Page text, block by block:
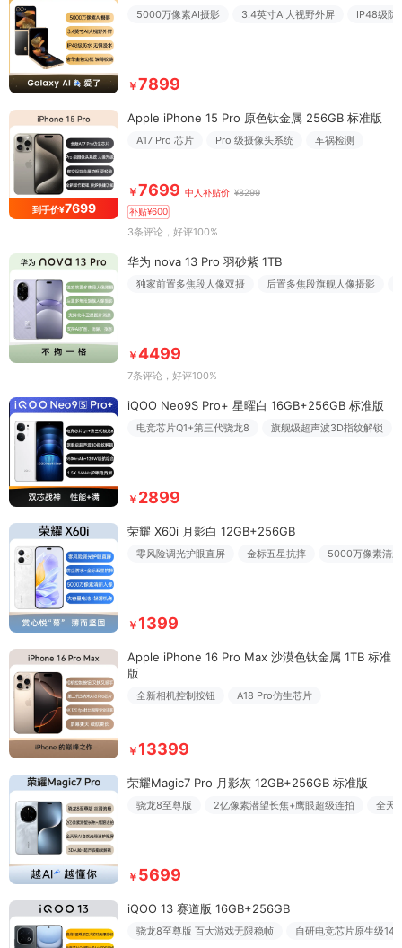
5000万像素AI摄影 3.4英寸AI大视野外屏 IP48级防
￥7899
到手价¥7699
Apple iPhone 15 Pro 原色钛金属 256GB 标准版
A17 Pro 芯片 Pro 级摄像头系统 车祸检测
￥7699 中人补贴价 ¥8299
补贴¥600
3条评论 ，好评100%
华为 nova 13 Pro 羽砂紫 1TB
独家前置多焦段人像双摄 后置多焦段旗舰人像摄影
￥4499
7条评论 ，好评100%
iQOO Neo9S Pro+ 星曜白 16GB+256GB 标准版
电竞芯片Q1+第三代骁龙8 旗舰级超声波3D指纹解锁
￥ 2899
荣耀 X60i 月影白 12GB+256GB
零风险调光护眼直屏 金标五星抗摔 5000万像素清
￥ 1399
Apple iPhone 16 Pro Max 沙漠色钛金属 1TB 标准
版
全新相机控制按钮 A18 Pro仿生芯片
￥ 13399
荣耀Magic7 Pro 月影灰 12GB+256GB 标准版
骁龙8至尊版 2亿像素潜望长焦+鹰眼超级连拍 全天
￥ 5699
iQOO 13 赛道版 16GB+256GB
骁龙8至尊版 百大游戏无限稳帧 自研电竞芯片原生级